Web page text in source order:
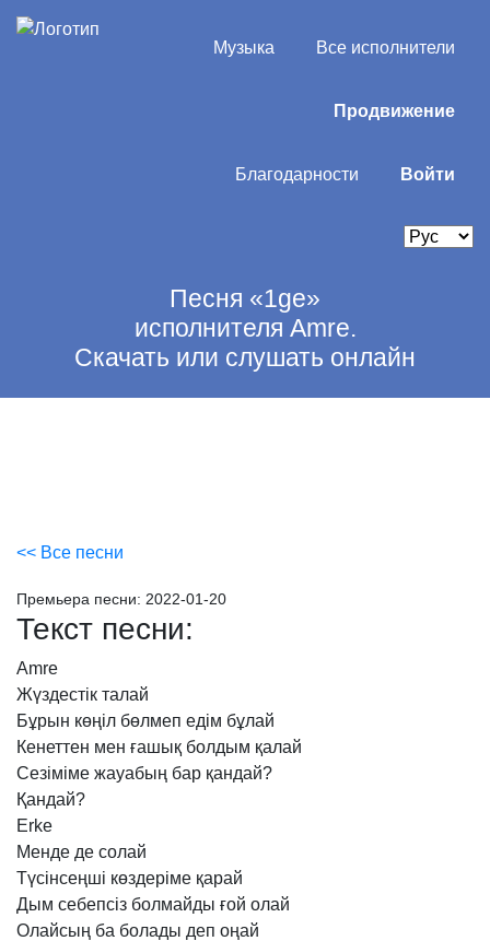
Музыка Все исполнители
Продвижение
Благодарности Войти
Песня «1ge»
исполнителя Amre.
Скачать или слушать онлайн
<< Все песни
Премьера песни: 2022-01-20
Текст песни:
Amre
Жүздестік талай
Бұрын көңіл бөлмеп едім бұлай
Кенеттен мен ғашық болдым қалай
Сезіміме жауабың бар қандай?
Қандай?
Erke
Менде де солай
Түсінсеңші көздеріме қарай
Дым себепсіз болмайды ғой олай
Олайсың ба болады деп оңай